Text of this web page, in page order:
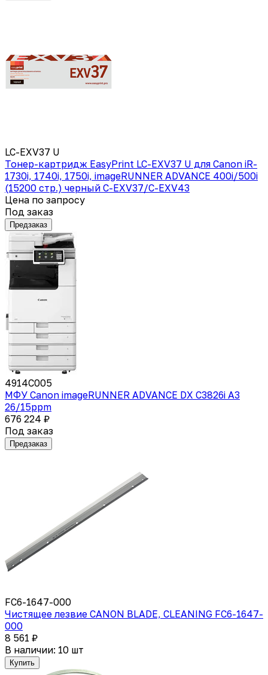
LC-EXV37 U
Тонер-картридж EasyPrint LC-EXV37 U для Canon iR-
1730i, 1740i, 1750i, imageRUNNER ADVANCE 400i/500i
(15200 стр.) черный C-EXV37/C-EXV43
Цена по запросу
Под заказ
Предзаказ
4914C005
МФУ Canon imageRUNNER ADVANCE DX C3826i A3
26/15ppm
676 224 ₽
Под заказ
Предзаказ
FC6-1647-000
Чистящее лезвие CANON BLADE, CLEANING FC6-1647-
000
8 561 ₽
В наличии: 10 шт
Купить